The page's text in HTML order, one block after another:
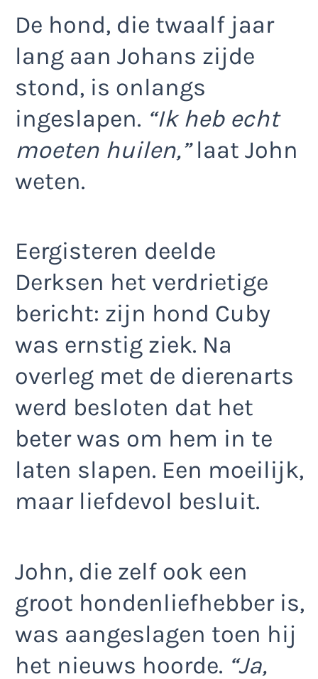
De hond, die twaalf jaar
lang aan Johans zijde
stond, is onlangs
ingeslapen. “Ik heb echt
moeten huilen,”laat John
weten.
Eergisteren deelde
Derksen het verdrietige
bericht: zijn hond Cuby
was ernstig ziek. Na
overleg met de dierenarts
werd besloten dat het
beter was om hem in te
laten slapen. Een moeilijk,
maar liefdevol besluit.
John, die zelf ook een
groot hondenliefhebber is,
was aangeslagen toen hij
het nieuws hoorde. “Ja,